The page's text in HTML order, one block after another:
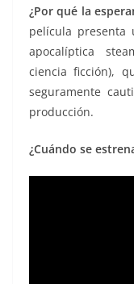
¿Por qué la
película presenta
apocalíptica
ciencia ficción),
seguramente
producción.
¿Cuándo se